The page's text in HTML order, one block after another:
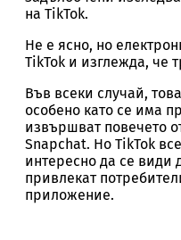
на TikTok.
Не е ясно, но
TikTok и изглежда, че
Във всеки случай,
особено като се има
извършват повечето
Snapchat. Но TikTok
интересно да се види
привлекат
приложение.